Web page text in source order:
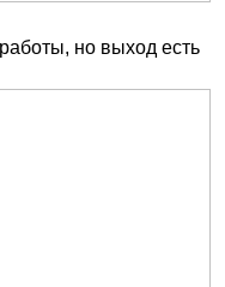
но выход есть